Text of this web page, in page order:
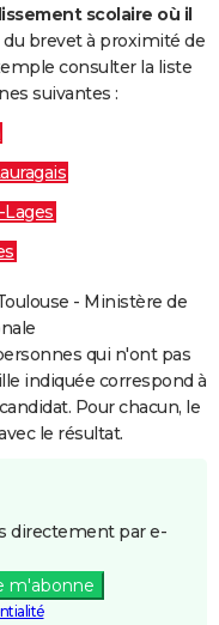
scolaire où il
brevet à proximité de
consulter la liste
suivantes :
- Ministère de
qui n'ont pas
indiquée correspond à
Pour chacun, le
le résultat.
directement par e-
m'abonne